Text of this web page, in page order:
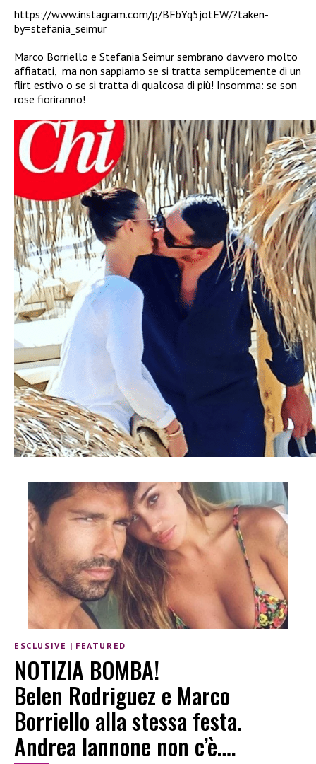
https://www.instagram.com/p/BFbYq5jotEW/?taken-
by=stefania_seimur
Marco Borriello e Stefania Seimur sembrano davvero molto
affiatati, ma non sappiamo se si tratta semplicemente di un
flirt estivo o se si tratta di qualcosa di più! Insomma: se son
rose fioriranno!
ESCLUSIVE | FEATURED
NOTIZIA BOMBA!
Belen Rodriguez e Marco
Borriello alla stessa festa.
Andrea Iannone non c’è….